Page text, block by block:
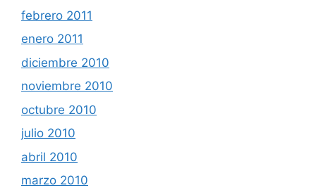
febrero 2011
enero 2011
diciembre 2010
noviembre 2010
octubre 2010
julio 2010
abril 2010
marzo 2010